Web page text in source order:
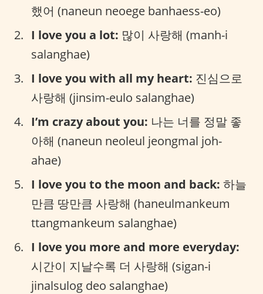
했어 (naneun neoege banhaess-eo)
I love you a lot: 많이 사랑해 (manh-i
salanghae)
I love you with all my heart: 진심으로
사랑해 (jinsim-eulo salanghae)
I’m crazy about you: 나는 너를 정말 좋
아해 (naneun neoleul jeongmal joh-
ahae)
I love you to the moon and back: 하늘
만큼 땅만큼 사랑해 (haneulmankeum
ttangmankeum salanghae)
I love you more and more everyday:
시간이 지날수록 더 사랑해 (sigan-i
jinalsulog deo salanghae)